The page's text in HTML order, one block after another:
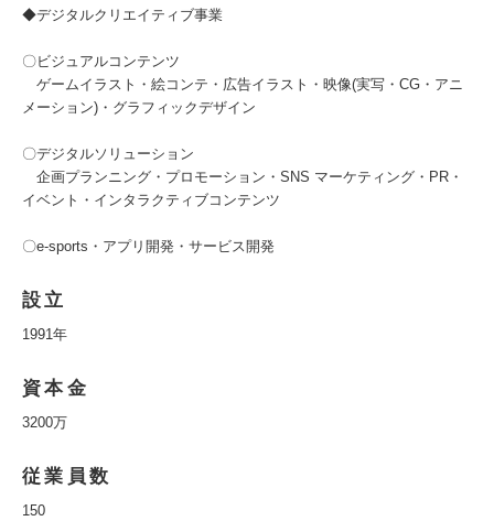
◆デジタルクリエイティブ事業
〇ビジュアルコンテンツ
ゲームイラスト・絵コンテ・広告イラスト・映像(実写・CG・アニ
メーション)・グラフィックデザイン
〇デジタルソリューション
企画プランニング・プロモーション・SNS マーケティング・PR・
イベント・インタラクティブコンテンツ
〇e-sports・アプリ開発・サービス開発
設立
1991年
資本金
3200万
従業員数
150